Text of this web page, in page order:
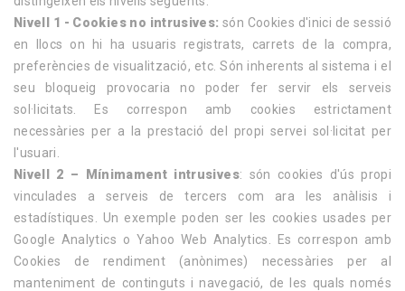
Nivell 1 - Cookies no intrusives: són Cookies d'inici de sessió
en llocs on hi ha usuaris registrats, carrets de la compra,
preferències de visualització, etc. Són inherents al sistema i el
seu bloqueig provocaria no poder fer servir els serveis
sol·licitats. Es correspon amb cookies estrictament
necessàries per a la prestació del propi servei sol·licitat per
l'usuari.
Nivell 2 – Mínimament intrusives: són cookies d'ús propi
vinculades a serveis de tercers com ara les anàlisis i
estadístiques. Un exemple poden ser les cookies usades per
Google Analytics o Yahoo Web Analytics. Es correspon amb
Cookies de rendiment (anònimes) necessàries per al
manteniment de continguts i navegació, de les quals només